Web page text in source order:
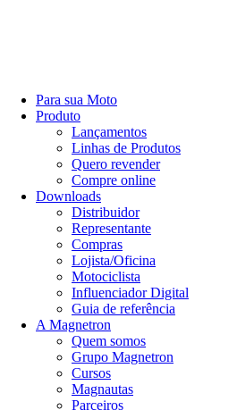
Para sua Moto
Produto
Lançamentos
Linhas de Produtos
Quero revender
Compre online
Downloads
Distribuidor
Representante
Compras
Lojista/Oficina
Motociclista
Influenciador Digital
Guia de referência
A Magnetron
Quem somos
Grupo Magnetron
Cursos
Magnautas
Parceiros